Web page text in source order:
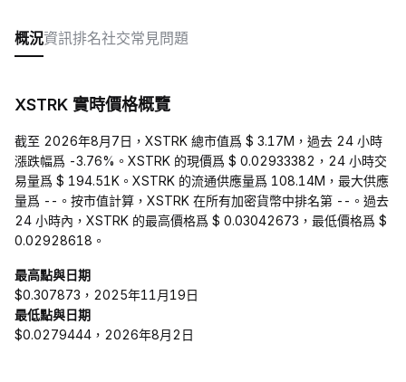
概況資訊排名社交常見問題
XSTRK 實時價格概覽
截至 2026年8月7日，XSTRK 總市值爲 $ 3.17M，過去 24 小時
漲跌幅爲 -3.76%。XSTRK 的現價爲 $ 0.02933382，24 小時交
易量爲 $ 194.51K。XSTRK 的流通供應量爲 108.14M，最大供應
量爲 --。按市值計算，XSTRK 在所有加密貨幣中排名第 --。過去
24 小時內，XSTRK 的最高價格爲 $ 0.03042673，最低價格爲 $
0.02928618。
最高點與日期
$0.307873，2025年11月19日
最低點與日期
$0.0279444，2026年8月2日